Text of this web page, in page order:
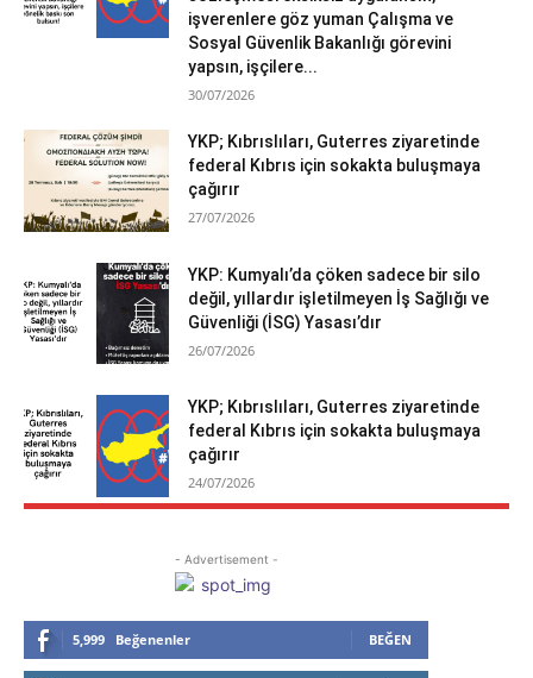
işverenlere göz yuman Çalışma ve
Sosyal Güvenlik Bakanlığı görevini
yapsın, işçilere...
30/07/2026
YKP; Kıbrıslıları, Guterres ziyaretinde
federal Kıbrıs için sokakta buluşmaya
çağırır
27/07/2026
YKP: Kumyalı’da çöken sadece bir silo
değil, yıllardır işletilmeyen İş Sağlığı ve
Güvenliği (İSG) Yasası’dır
26/07/2026
YKP; Kıbrıslıları, Guterres ziyaretinde
federal Kıbrıs için sokakta buluşmaya
çağırır
24/07/2026
- Advertisement -
5,999 Beğenenler BEĞEN